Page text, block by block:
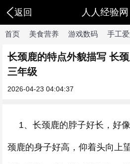
返回 人人经验网
首页 美食营养 游戏数码 手工
长颈鹿的特点外貌描写 长
三年级
2026-04-23 04:04:37
1、长颈鹿的脖子好长，好
颈鹿的身子好高，仰着头向上